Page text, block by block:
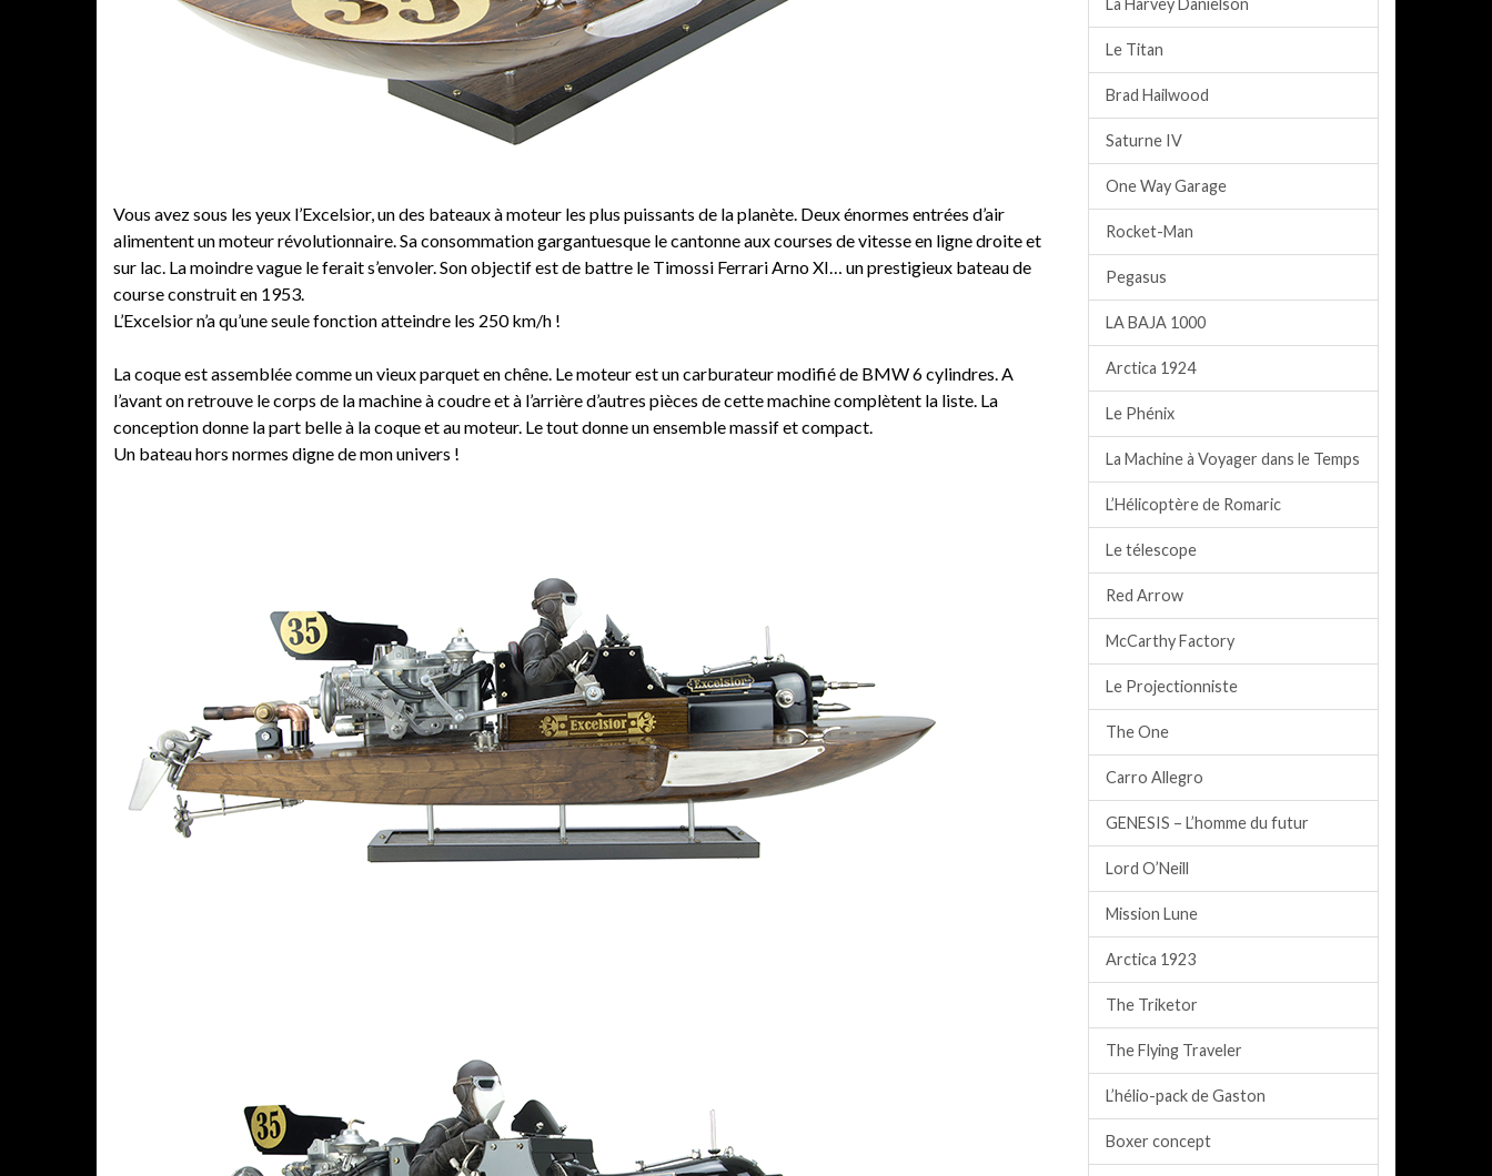
Vous avez sous les yeux l’Excelsior, un des bateaux à moteur les plus puissants de la planète. Deux énormes entrées d’air
alimentent un moteur révolutionnaire. Sa consommation gargantuesque le cantonne aux courses de vitesse en ligne droite et
sur lac. La moindre vague le ferait s’envoler. Son objectif est de battre le Timossi Ferrari Arno XI… un prestigieux bateau de
course construit en 1953.
L’Excelsior n’a qu’une seule fonction atteindre les 250 km/h !
La coque est assemblée comme un vieux parquet en chêne. Le moteur est un carburateur modifié de BMW 6 cylindres. A
l’avant on retrouve le corps de la machine à coudre et à l’arrière d’autres pièces de cette machine complètent la liste. La
conception donne la part belle à la coque et au moteur. Le tout donne un ensemble massif et compact.
Un bateau hors normes digne de mon univers !
La Harvey Danielson
Le Titan
Brad Hailwood
Saturne IV
One Way Garage
Rocket-Man
Pegasus
LA BAJA 1000
Arctica 1924
Le Phénix
La Machine à Voyager dans le Temps
L’Hélicoptère de Romaric
Le télescope
Red Arrow
McCarthy Factory
Le Projectionniste
The One
Carro Allegro
GENESIS – L’homme du futur
Lord O’Neill
Mission Lune
Arctica 1923
The Triketor
The Flying Traveler
L’hélio-pack de Gaston
Boxer concept